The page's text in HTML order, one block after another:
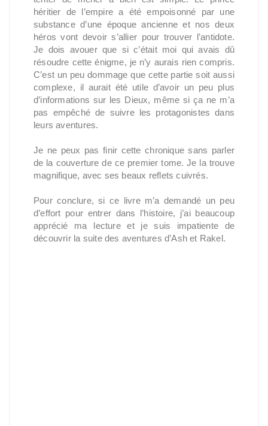
héritier de l’empire a été empoisonné par une
substance d’une époque ancienne et nos deux
héros vont devoir s’allier pour trouver l’antidote.
Je dois avouer que si c’était moi qui avais dû
résoudre cette énigme, je n’y aurais rien compris.
C’est un peu dommage que cette partie soit aussi
complexe, il aurait été utile d’avoir un peu plus
d’informations sur les Dieux, même si ça ne m’a
pas empêché de suivre les protagonistes dans
leurs aventures.
Je ne peux pas finir cette chronique sans parler
de la couverture de ce premier tome. Je la trouve
magnifique, avec ses beaux reflets cuivrés.
Pour conclure, si ce livre m’a demandé un peu
d’effort pour entrer dans l’histoire, j’ai beaucoup
apprécié ma lecture et je suis impatiente de
découvrir la suite des aventures d’Ash et Rakel.